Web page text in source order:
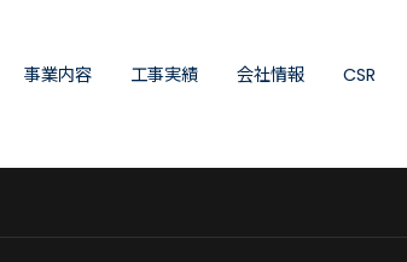
事業内容 工事実績 会社情報
公式サイト・SNS一覧
CSR
SDGs